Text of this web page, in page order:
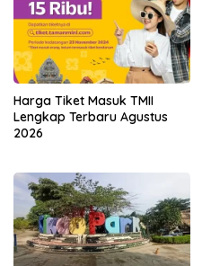
Harga Tiket Masuk TMII
Lengkap Terbaru Agustus
2026